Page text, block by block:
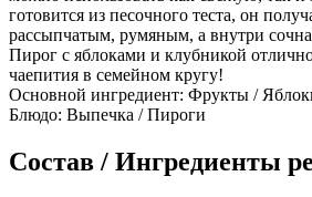
готовится из песочного теста, он
рассыпчатым, румяным, а внутри
Пирог с яблоками и клубникой
чаепития в семейном кругу!
Основной ингредиент: Фрукты /
Блюдо: Выпечка / Пироги
Состав / Ингредиенты